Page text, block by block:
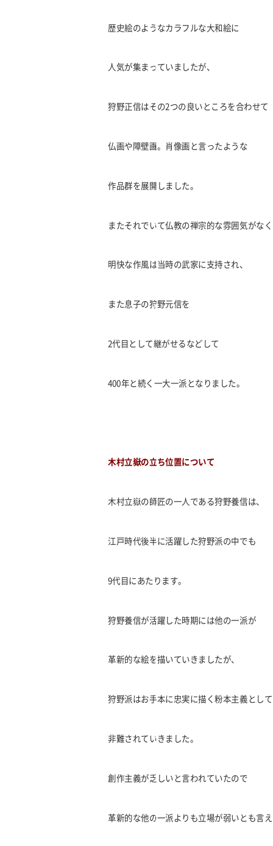
歴史絵のようなカラフルな大和絵に
人気が集まっていましたが、
狩野正信はその2つの良いところを合わせて
仏画や障壁画。肖像画と言ったような
作品群を展開しました。
またそれでいて仏教の禅宗的な雰囲気がなく
明快な作風は当時の武家に支持され、
また息子の狩野元信を
2代目として継がせるなどして
400年と続く一大一派となりました。
木村立嶽の立ち位置について
木村立嶽の師匠の一人である狩野養信は、
江戸時代後半に活躍した狩野派の中でも
9代目にあたります。
狩野養信が活躍した時期には他の一派が
革新的な絵を描いていきましたが、
狩野派はお手本に忠実に描く粉本主義として
非難されていきました。
創作主義が乏しいと言われていたので
革新的な他の一派よりも立場が弱いとも言